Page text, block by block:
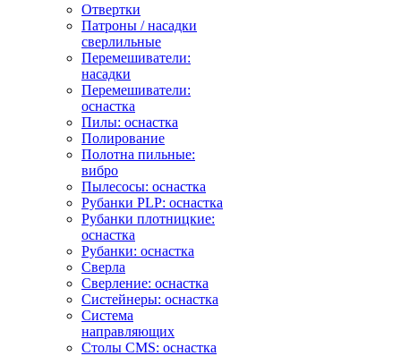
Отвертки
Патроны / насадки
сверлильные
Перемешиватели:
насадки
Перемешиватели:
оснастка
Пилы: оснастка
Полирование
Полотна пильные:
вибро
Пылесосы: оснастка
Рубанки PLP: оснастка
Рубанки плотницкие:
оснастка
Рубанки: оснастка
Сверла
Сверление: оснастка
Систейнеры: оснастка
Система
направляющих
Столы CMS: оснастка